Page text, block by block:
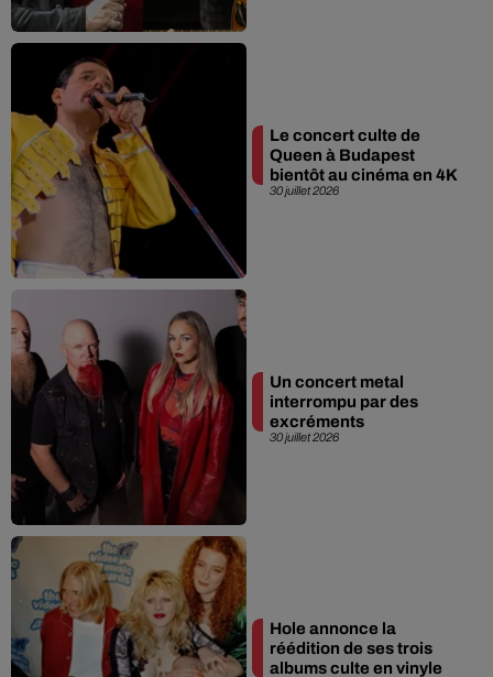
30 juillet 2026
Le concert culte de
Queen à Budapest
bientôt au cinéma en 4K
30 juillet 2026
Un concert metal
interrompu par des
excréments
Hole annonce la
réédition de ses trois
albums culte en vinyle